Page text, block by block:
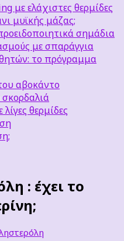
με ελάχιστες θερμίδες
μυϊκής μάζας;
σημάδια
με σπαράγγια
το πρόγραμμα
αβοκάντο
θερμίδες
: έχει το